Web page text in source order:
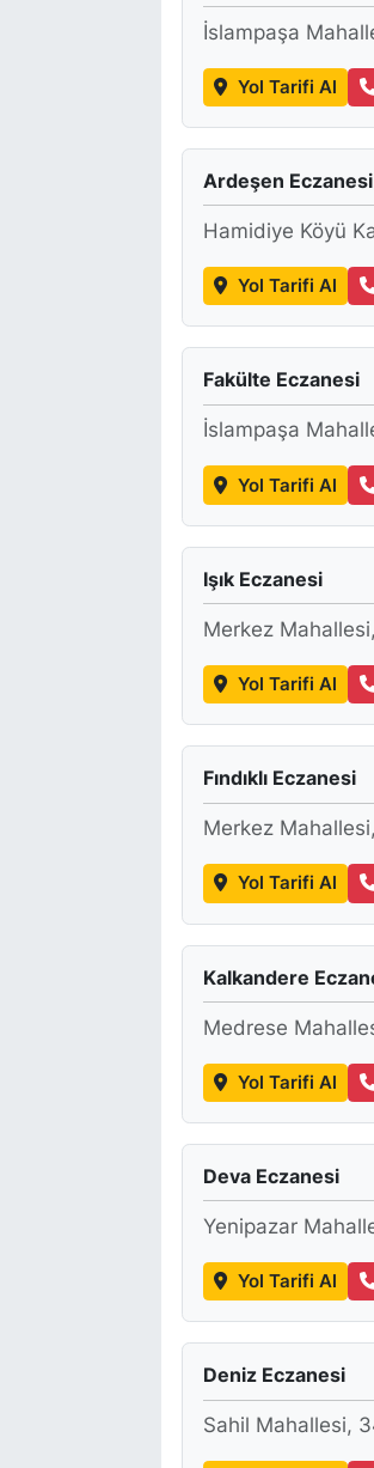
İslampaşa
Yol Tarifi Al
Ardeşen Eczanesi
Hamidiye Köyü
Yol Tarifi Al
Fakülte Eczanesi
İslampaşa
Yol Tarifi Al
Işık Eczanesi
Merkez
Yol Tarifi Al
Fındıklı Eczanesi
Merkez
Yol Tarifi Al
Kalkandere
Medrese
Yol Tarifi Al
Deva Eczanesi
Yenipazar
Yol Tarifi Al
Deniz Eczanesi
Sahil Mahallesi,